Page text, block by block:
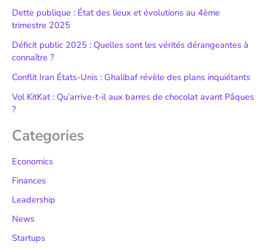
Dette publique : État des lieux et évolutions au 4ème
trimestre 2025
Déficit public 2025 : Quelles sont les vérités dérangeantes à
connaître ?
Conflit Iran États-Unis : Ghalibaf révèle des plans inquiétants
Vol KitKat : Qu’arrive-t-il aux barres de chocolat avant Pâques
?
Categories
Economics
Finances
Leadership
News
Startups